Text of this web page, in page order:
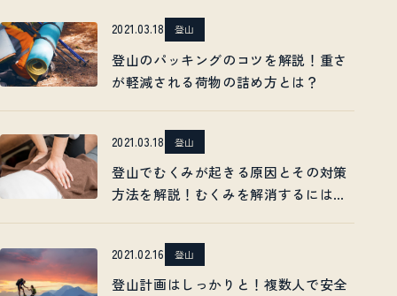
2021.03.18 登山
登山のパッキングのコツを解説！重さ
が軽減される荷物の詰め方とは？
2021.03.18 登山
登山でむくみが起きる原因とその対策
方法を解説！むくみを解消するにはど
2021.02.16 登山
登山計画はしっかりと！複数人で安全